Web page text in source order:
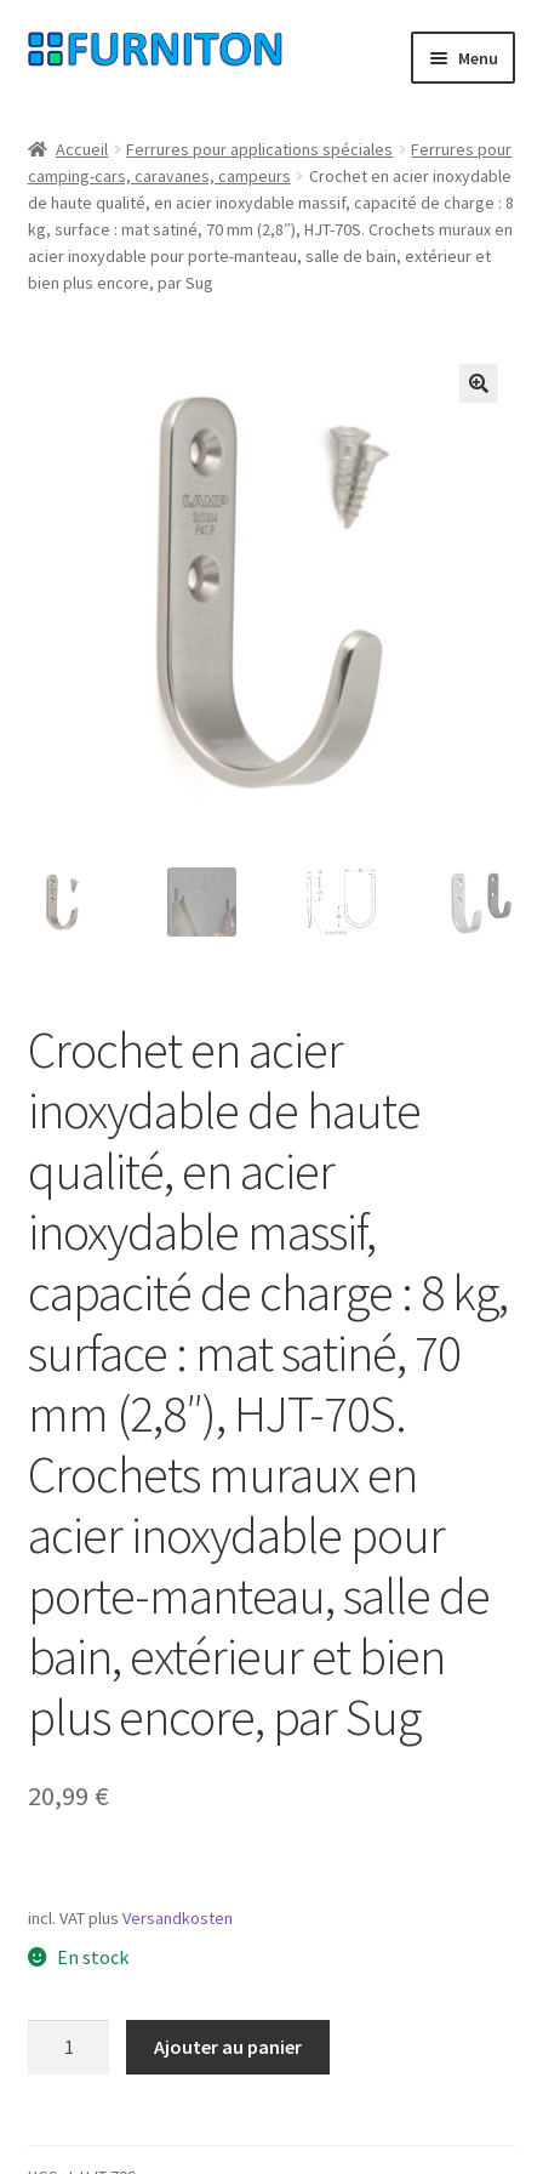
Aller
à
navigation
Aller
au
Menu
Nos partenaires
Protection des données
Mentions légales
CONDITIONS GÉNÉRALES DE VENTE
Transport maritime
Accueil Ferrures pour applications spéciales
Ferrures pour
camping-cars, caravanes, campeurs
Crochet en acier inoxydable
de haute qualité, en acier inoxydable massif, capacité de charge : 8
kg, surface : mat satiné, 70 mm (2,8″), HJT-70S. Crochets muraux en
acier inoxydable pour porte-manteau, salle de bain, extérieur et
bien plus encore, par Sug
Crochet en acier
inoxydable de haute
qualité, en acier
inoxydable massif,
capacité de charge : 8 kg,
surface : mat satiné, 70
mm (2,8″), HJT-70S.
Crochets muraux en
acier inoxydable pour
porte-manteau, salle de
bain, extérieur et bien
plus encore, par Sug
20,99 €
incl. VATplus Versandkosten
En stock
Ajouter au panier